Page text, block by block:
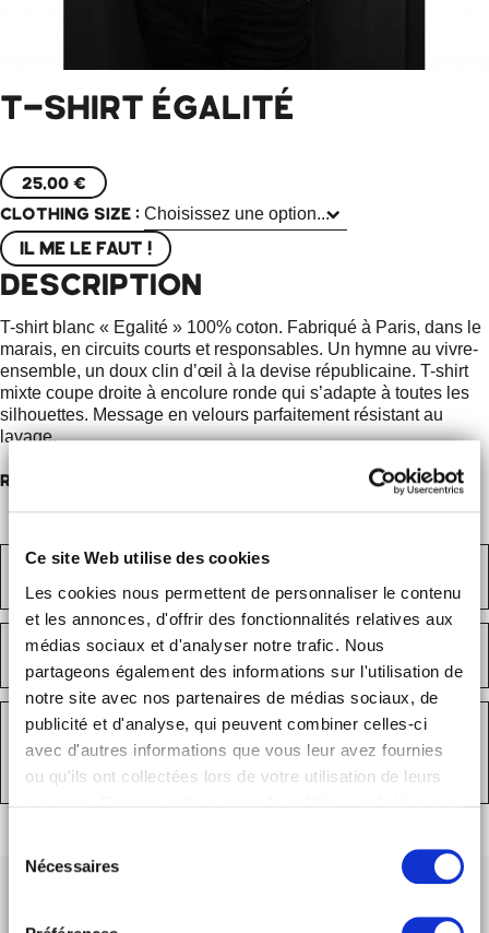
Ce site Web utilise des cookies
Les cookies nous permettent de personnaliser le contenu
et les annonces, d'offrir des fonctionnalités relatives aux
médias sociaux et d'analyser notre trafic. Nous
partageons également des informations sur l'utilisation de
notre site avec nos partenaires de médias sociaux, de
publicité et d'analyse, qui peuvent combiner celles-ci
avec d'autres informations que vous leur avez fournies
ou qu'ils ont collectées lors de votre utilisation de leurs
cliquant sur « tout autoriser » ; vous refusez ce dépôt de
cookies (sauf cookies nécessaires) en cliquant sur « tout
Nécessaires
T-SHIRT ÉGALITÉ
25,00 €
Clothing Size :
IL ME LE FAUT !
DESCRIPTION
T-shirt blanc « Egalité » 100% coton. Fabriqué à Paris, dans le
marais, en circuits courts et responsables. Un hymne au vivre-
ensemble, un doux clin d’œil à la devise républicaine. T-shirt
mixte coupe droite à encolure ronde qui s’adapte à toutes les
silhouettes. Message en velours parfaitement résistant au
lavage.
Référence : TSE
PAIEMENTS SÉCURISÉS
LIVRAISON SOUS 48H
SERVICE CLIENT
01 47 00 70 70